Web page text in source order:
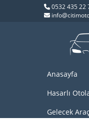
0532 435 22
Anasayfa
Hasarlı
Gelecek